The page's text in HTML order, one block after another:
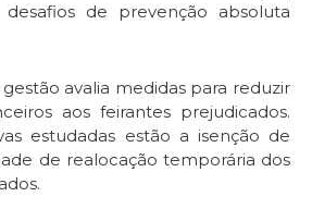
de prevenção absoluta
avalia medidas para reduzir
aos feirantes prejudicados.
estudadas estão a isenção de
de realocação temporária dos